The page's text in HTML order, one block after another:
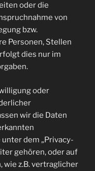
oder die
von
bzw.
Personen, Stellen
dies nur im
oder
wir die Daten
dem „Privacy-
gehören, oder auf
wie z.B. vertraglicher